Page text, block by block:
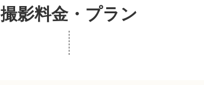
撮影料金・プラン